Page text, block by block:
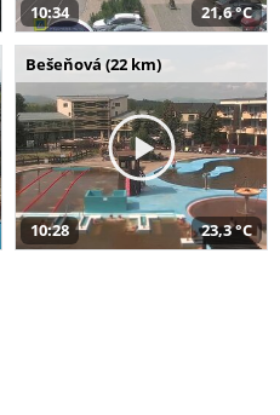
10:34 21,6 °C
Bešeňová (22 km)
10:28 23,3 °C